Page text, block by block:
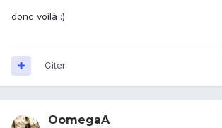
donc voilà :)
Citer
OomegaA